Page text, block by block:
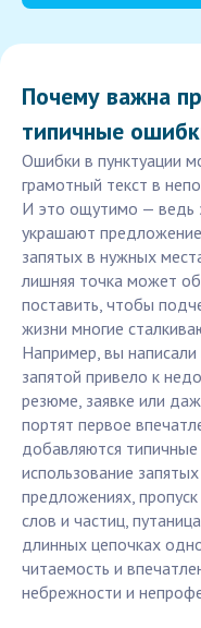
Почему важна
типичные
Ошибки в пунктуации
грамотный текст в
И это ощутимо — ведь
украшают
запятых в нужных
лишняя точка может
поставить, чтобы
жизни многие
Например, вы
запятой привело к
резюме, заявке или
портят первое
добавляются
использование
предложениях,
слов и частиц,
длинных цепочках
читаемость и
небрежности и